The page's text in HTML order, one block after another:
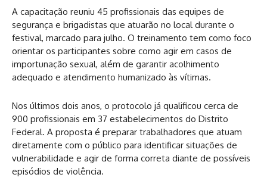
A capacitação reuniu 45 profissionais das equipes de
segurança e brigadistas que atuarão no local durante o
festival, marcado para julho. O treinamento tem como foco
orientar os participantes sobre como agir em casos de
importunação sexual, além de garantir acolhimento
adequado e atendimento humanizado às vítimas.
Nos últimos dois anos, o protocolo já qualificou cerca de
900 profissionais em 37 estabelecimentos do Distrito
Federal. A proposta é preparar trabalhadores que atuam
diretamente com o público para identificar situações de
vulnerabilidade e agir de forma correta diante de possíveis
episódios de violência.